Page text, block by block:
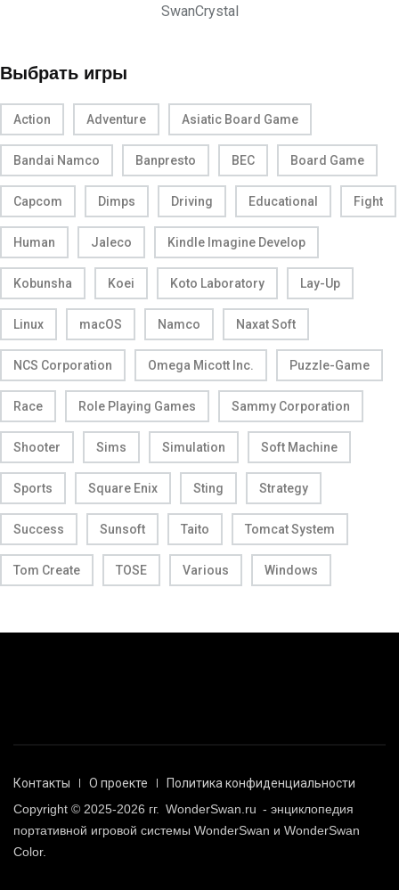
SwanCrystal
Выбрать игры
Action Adventure Asiatic Board Game
Bandai Namco Banpresto BEC Board Game
Capcom Dimps Driving Educational Fight
Human Jaleco Kindle Imagine Develop
Kobunsha Koei Koto Laboratory Lay-Up
Linux macOS Namco Naxat Soft
NCS Corporation Omega Micott Inc. Puzzle-Game
Race Role Playing Games Sammy Corporation
Shooter Sims Simulation Soft Machine
Sports Square Enix Sting Strategy
Success Sunsoft Taito Tomcat System
Tom Create TOSE Various Windows
Контакты О проекте
Политика конфиденциальности
Copyright © 2025-2026 гг. WonderSwan.ru - энциклопедия
портативной игровой системы WonderSwan и WonderSwan
Color.